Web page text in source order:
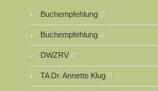
Buchempfehlung 0
Buchempfehlung 0
DWZRV 0
TA Dr. Annette Klug 0